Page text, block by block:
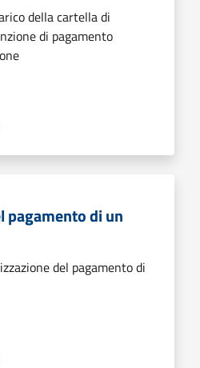
della cartella di
di pagamento
pagamento di un
del pagamento di